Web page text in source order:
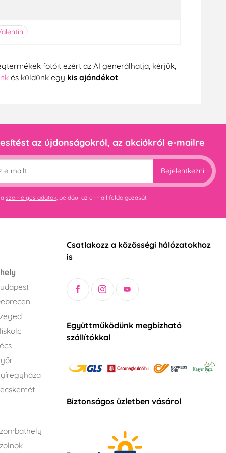
fotóit ezért az AI generálhatja, kérjük,
és küldünk egy kis ajándékot.
az újdonságokról, az akciókról e-mailre
Bejelentkezni
személyes adatok, például az e-mail feldolgozását
Csatlakozz a közösségi hálózatokhoz
is
Együttműködünk megbízható
szállítókkal
Biztonságos üzletben vásárol